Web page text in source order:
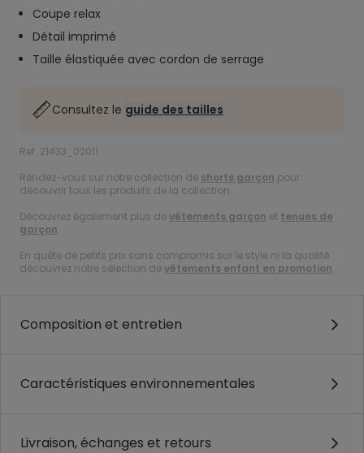
Coupe relax
Détail imprimé
Taille élastiquée avec cordon de serrage
Consultez le guide des tailles
Ref. 21433_02011
Rendez-vous sur notre collection de shorts garçon pour
découvrir tous les produits de la collection.
Découvrez également plus devêtements garçon et tenues de
garçon.
En quête de petits prix sans compromis sur le style ni la qualité :
découvrez notre sélection devêtements enfant en promotion.
Composition et entretien
Caractéristiques environnementales
Livraison, échanges et retours